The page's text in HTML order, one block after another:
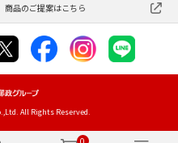
商品のご提案はこちら
All Rights Reserved.